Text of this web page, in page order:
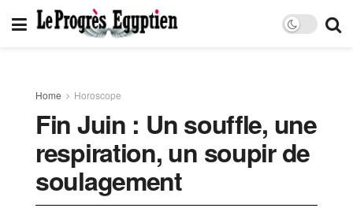
Home Horoscope
Fin Juin : Un souffle, une
respiration, un soupir de
soulagement